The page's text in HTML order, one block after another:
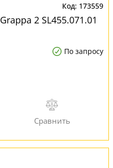
173559
2 SL455.071.01
По запросу